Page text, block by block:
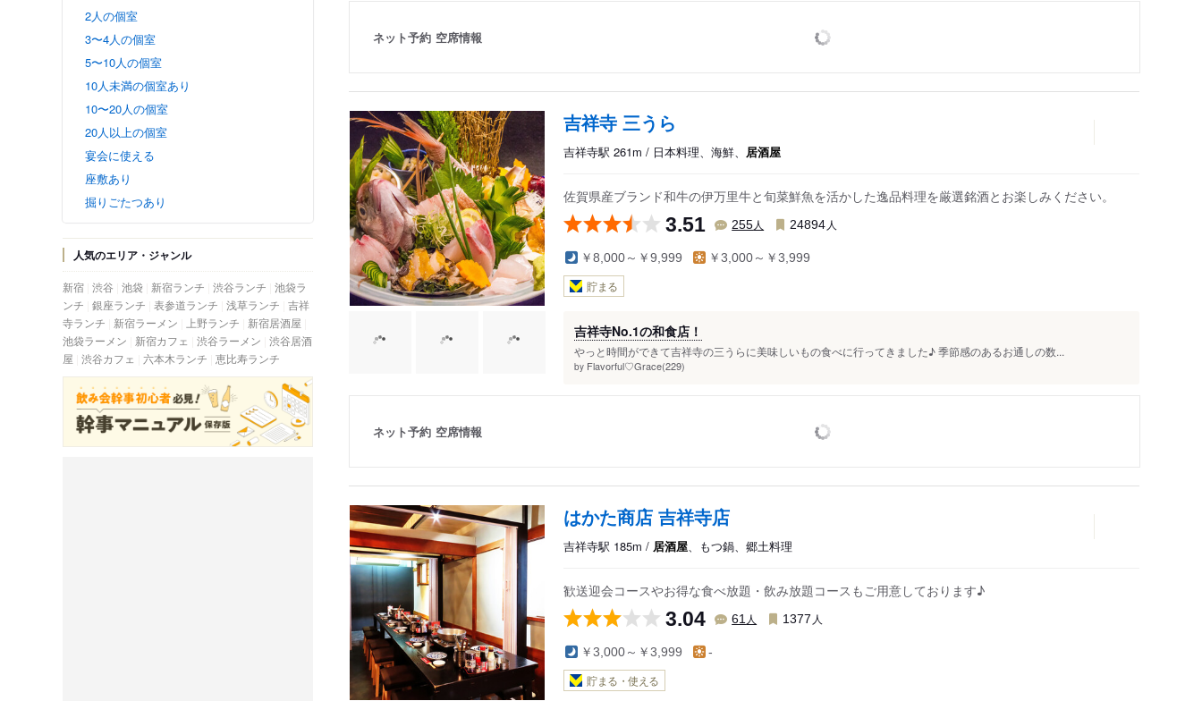
2人の個室
3〜4人の個室
5〜10人の個室
10人未満の個室あり
10〜20人の個室
20人以上の個室
宴会に使える
座敷あり
掘りごたつあり
人気のエリア・ジャンル
新宿 渋谷 池袋 新宿ランチ 渋谷ランチ 池袋ラ
ンチ 銀座ランチ 表参道ランチ 浅草ランチ 吉祥
寺ランチ
新宿ラーメン 上野ランチ
新宿居酒屋
池袋ラーメン
新宿カフェ 渋谷ラーメン 渋谷居酒
屋 渋谷カフェ 六本木ランチ 恵比寿ランチ
ネット予約 空席情報
吉祥寺 三うら
吉祥寺駅 261m / 日本料理、海鮮、 居酒屋
佐賀県産ブランド和牛の伊万里牛と旬菜鮮魚を活かした逸品料理を厳選銘酒とお楽しみください。
3.51 255人 24894 人
￥8,000～￥9,999 ￥3,000～￥3,999
貯まる
吉祥寺No.1の和食店！
やっと時間ができて吉祥寺の三うらに美味しいもの食べに行ってきました♪ 季節感のあるお通しの数...
by Flavorful♡Grace(229)
ネット予約 空席情報
はかた商店 吉祥寺店
吉祥寺駅 185m / 居酒屋、もつ鍋、郷土料理
歓送迎会コースやお得な食べ放題・飲み放題コースもご用意しております♪
3.04 61 人 1377 人
￥3,000～￥3,999 -
貯まる・使える